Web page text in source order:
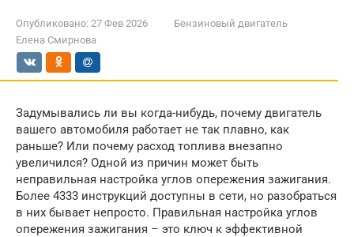
Опубликовано: 27 Фев 2026
Бензиновый двигатель
Елена Смирнова
Задумывались ли вы когда-нибудь, почему двигатель
вашего автомобиля работает не так плавно, как
раньше? Или почему расход топлива внезапно
увеличился? Одной из причин может быть
неправильная настройка углов опережения зажигания.
Более 4333 инструкций доступны в сети, но разобраться
в них бывает непросто. Правильная настройка углов
опережения зажигания – это ключ к эффективной